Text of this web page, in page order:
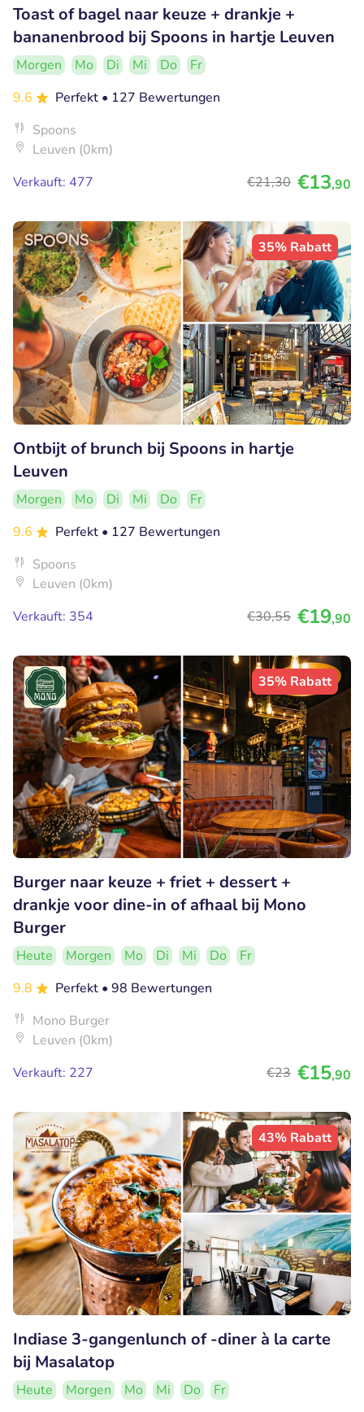
Toast of bagel naar keuze + drankje +
bananenbrood bij Spoons in hartje Leuven
Morgen Mo Di Mi Do
Fr
9.6
Perfekt • 127 Bewertungen
Spoons
Leuven (0km)
Verkauft: 477
€21,30 €13,90
35% Rabatt
Ontbijt of brunch bij Spoons in hartje
Leuven
Morgen Mo Di Mi Do
Fr
9.6
Perfekt • 127 Bewertungen
Spoons
Leuven (0km)
Verkauft: 354
€30,55 €19,90
35% Rabatt
Burger naar keuze + friet + dessert +
drankje voor dine-in of afhaal bij Mono
Burger
Heute Morgen Mo Di Mi Do
Fr
9.8
Perfekt • 98 Bewertungen
Mono Burger
Leuven (0km)
Verkauft: 227
€23 €15,90
43% Rabatt
Indiase 3-gangenlunch of -diner à la carte
bij Masalatop
Heute Morgen Mo Mi Do
Fr